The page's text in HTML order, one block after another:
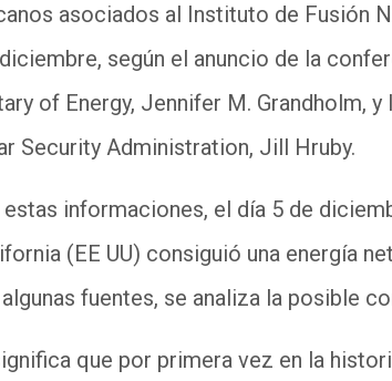
asociados al Instituto de Fusión
según el anuncio de la
of Energy, Jennifer M. Grandholm,
Security Administration, Jill Hruby.
estas informaciones, el día 5 de
(EE UU) consiguió una energía
fuentes, se analiza la posible
que por primera vez en la